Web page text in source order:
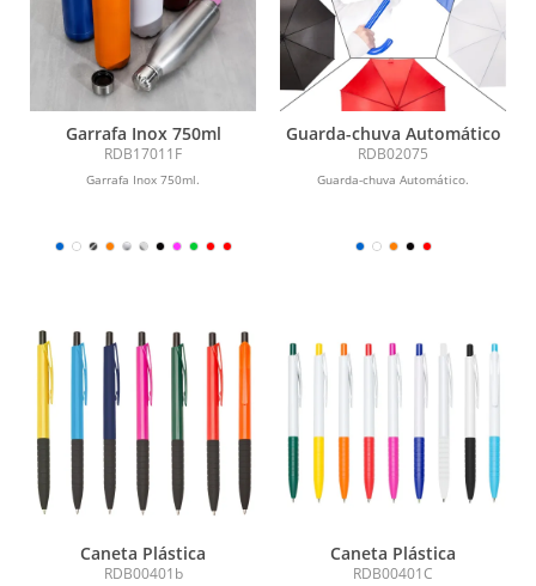
Garrafa Inox 750ml
RDB17011F
Garrafa Inox 750ml.
Guarda-chuva Automático
RDB02075
Guarda-chuva Automático.
Caneta Plástica
RDB00401b
Caneta Plástica
RDB00401C